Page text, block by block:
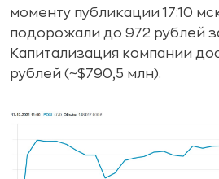
моменту публикации 17:10
подорожали до 972 рублей
Капитализация компании
рублей (~$790,5 млн).